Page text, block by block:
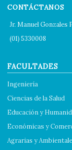
CONTÁCTANOS
Jr. Manuel Gonzales
(01) 5330008
FACULTADES
Ingeniería
Ciencias de la Salud
Educación y
Económicas y
Agrarias y